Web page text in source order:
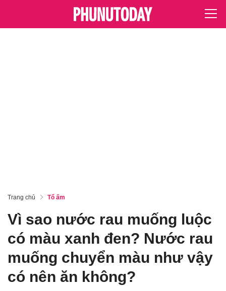
Trang chủ Tổ ấm
Vì sao nước rau muống luộc
có màu xanh đen? Nước rau
muống chuyển màu như vậy
có nên ăn không?